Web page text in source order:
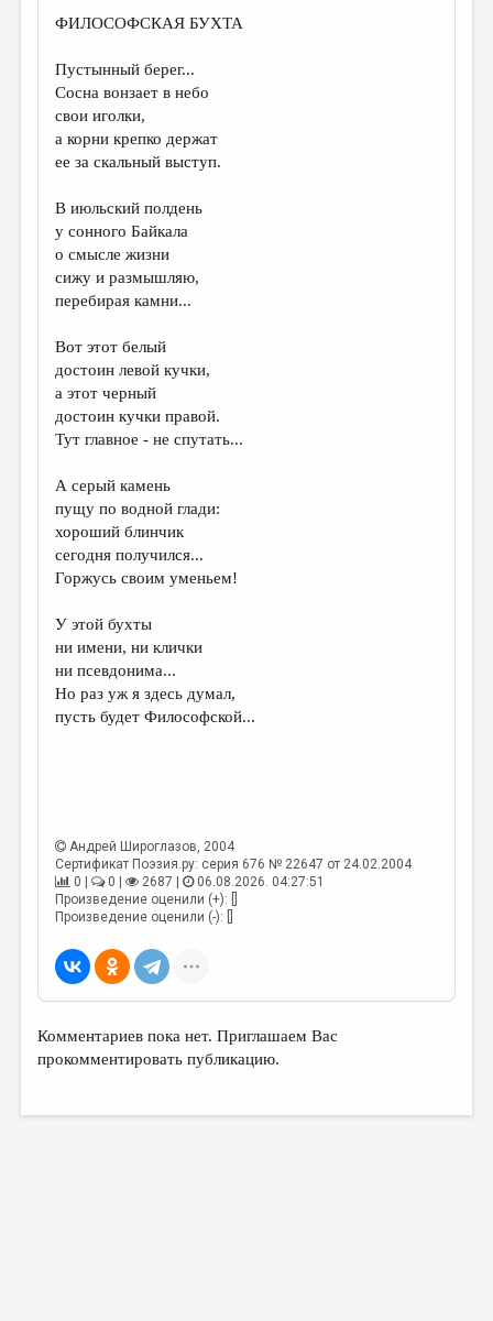
ФИЛОСОФСКАЯ БУХТА
Пустынный берег...
Сосна вонзает в небо
свои иголки,
а корни крепко держат
ее за скальный выступ.
В июльский полдень
у сонного Байкала
о смысле жизни
сижу и размышляю,
перебирая камни...
Вот этот белый
достоин левой кучки,
а этот черный
достоин кучки правой.
Тут главное - не спутать...
А серый камень
пущу по водной глади:
хороший блинчик
сегодня получился...
Горжусь своим уменьем!
У этой бухты
ни имени, ни клички
ни псевдонима...
Но раз уж я здесь думал,
пусть будет Философской...
Андрей Широглазов, 2004
Сертификат Поэзия.ру: серия 676 № 22647 от 24.02.2004
0 |
0 | 2687 |
06.08.2026. 04:27:51
Произведение оценили (+): []
Произведение оценили (-): []
Комментариев пока нет. Приглашаем Вас
прокомментировать публикацию.